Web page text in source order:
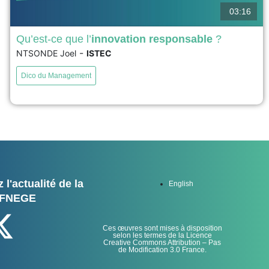
L’innovation responsable vise à résoudre la question de
la conciliation entre innovation, progrès sociétal et
respect de l’environnement. Ce concept découle des
responsabilité de l’Humanité face au pouvoir
responsable pour...
03:16
Qu’est-ce que l’innovation responsable?
NTSONDE Joel- ISTEC
Dico du Management
l'actualité de la
FNEGE
English
Ces œuvres sont mises à disposition
selon les termes de la Licence
Creative Commons Attribution – Pas
de Modification 3.0 France.